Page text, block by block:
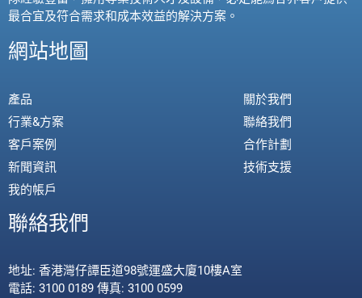
最合宜及符合需求和成本效益的解決方案。
網站地圖
產品
行業&方案
客戶案例
新聞資訊
我的帳戶
關於我們
聯絡我們
合作計劃
技術支援
聯絡我們
地址: 香港灣仔譚臣道98號運盛大廈10樓A室
電話: 3100 0189 傳真: 3100 0599